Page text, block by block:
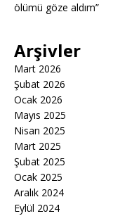
ölümü göze aldım”
Arşivler
Mart 2026
Şubat 2026
Ocak 2026
Mayıs 2025
Nisan 2025
Mart 2025
Şubat 2025
Ocak 2025
Aralık 2024
Eylül 2024